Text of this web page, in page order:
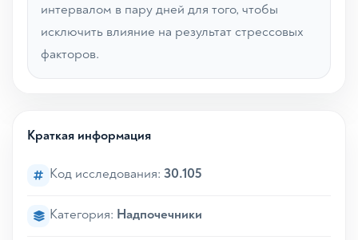
интервалом в пару дней для того, чтобы
исключить влияние на результат стрессовых
факторов.
Краткая информация
Код исследования: 30.105
Категория: Надпочечники